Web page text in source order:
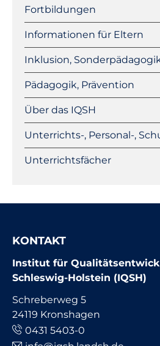
Fortbildungen
Informationen für Eltern
Inklusion,
Pädagogik, Prävention
Über das IQSH
Unterrichts-, Personal-,
Unterrichtsfächer
KONTAKT
Institut für
Schleswig-Holstein (IQSH)
Schreberweg 5
24119 Kronshagen
0431 5403-0